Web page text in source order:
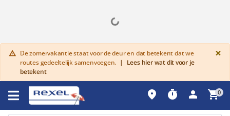
warning De zomervakantie staat voor de deur en dat betekent dat we
routes gedeeltelijk samenvoegen. |
Lees hier wat dit voor je
betekent
×
place timer person shopping_cart0